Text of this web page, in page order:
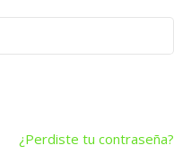
¿Perdiste tu contraseña?